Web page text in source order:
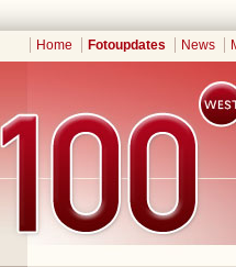
Home Fotoupdates News